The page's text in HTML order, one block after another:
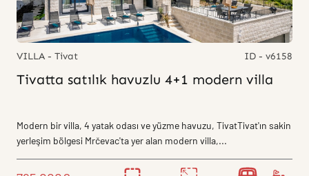
VILLA - Tivat ID - v6158
Tivatta satılık havuzlu 4+1 modern villa
Modern bir villa, 4 yatak odası ve yüzme havuzu, TivatTivat'ın sakin
yerleşim bölgesi Mrčevac'ta yer alan modern villa,...